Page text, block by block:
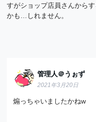
すがショップ店員さんから
かも…しれません。
管理人＠うぉず
2021年3月20日
煽っちゃいましたかねw